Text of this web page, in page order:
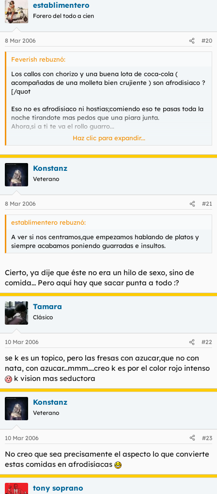
establimentero
Forero del todo a cien
8 Mar 2006 #20
Feverish rebuznó:
Los callos con chorizo y una buena lota de coca-cola (
acompañadas de una molleta bien crujiente ) son afrodisiaco ?
[/quot
Eso no es afrodisiaco ni hostias;comiendo eso te pasas toda la
noche tirandote mas pedos que una piara junta.
Ahora,si a ti te va el rollo guarro...
A ver si nos centramos,que empezamos hablando de platos y
Haz clic para expandir...
Konstanz
Veterano
8 Mar 2006 #21
establimentero rebuznó:
A ver si nos centramos,que empezamos hablando de platos y
siempre acabamos poniendo guarradas e insultos.
Cierto, ya dije que éste no era un hilo de sexo, sino de
comida... Pero aquí hay que sacar punta a todo :?
Tamara
Clásico
10 Mar 2006 #22
se k es un topico, pero las fresas con azucar,que no con
nata, con azucar...mmm....creo k es por el color rojo intenso
k vision mas seductora
Konstanz
Veterano
10 Mar 2006 #23
No creo que sea precisamente el aspecto lo que convierte
estas comidas en afrodisíacas
tony soprano